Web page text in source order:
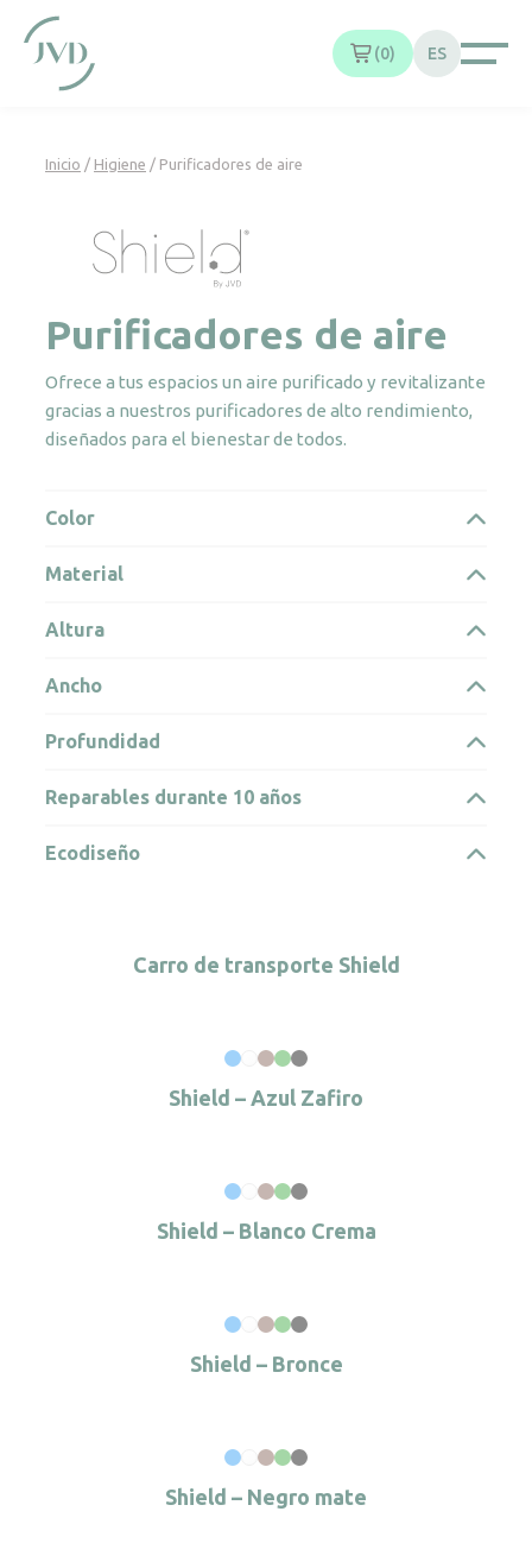
0 ES
Inicio / Higiene / Purificadores de aire
Purificadores de aire
Ofrece a tus espacios un aire purificado y revitalizante
gracias a nuestros purificadores de alto rendimiento,
diseñados para el bienestar de todos.
Carro de transporte Shield
Shield – Azul Zafiro
Shield – Blanco Crema
Shield – Bronce
Shield – Negro mate
Color
Material
Altura
Ancho
Profundidad
Reparables durante 10 años
Ecodiseño
Panel de gestión de cookies